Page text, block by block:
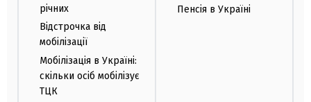
річних
Відстрочка від
мобілізації
Мобілізація в Україні:
скільки осіб мобілізує
ТЦК
Пенсія в Україні